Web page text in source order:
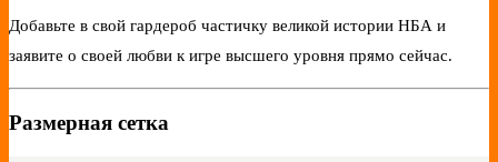
Добавьте в свой гардероб частичку великой истории НБА и
заявите о своей любви к игре высшего уровня прямо сейчас.
Размерная сетка